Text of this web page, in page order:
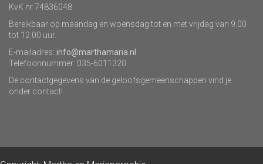
KvK nr 74836048
Bereikbaar op maandag en woensdag tot en met vrijdag van 9.00
tot 12.00 uur.
E-mailadres: info@marthamaria.nl
Telefoonnummer: 035-6011320
De contactgegevens van de geloofsgemeenschappen vind je
onder contact!